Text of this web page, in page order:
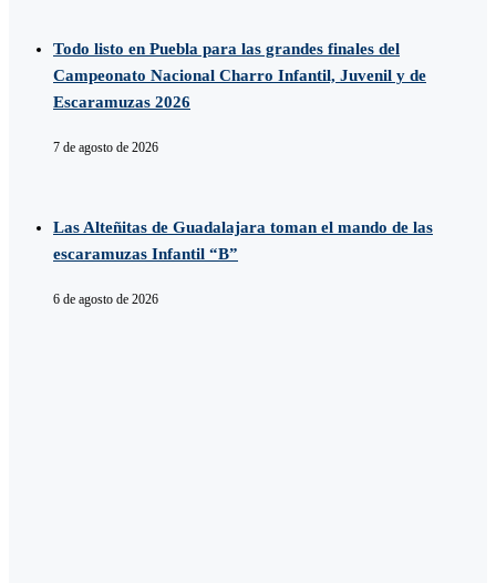
Todo listo en Puebla para las grandes finales del
Campeonato Nacional Charro Infantil, Juvenil y de
Escaramuzas 2026
7 de agosto de 2026
Las Alteñitas de Guadalajara toman el mando de las
escaramuzas Infantil “B”
6 de agosto de 2026